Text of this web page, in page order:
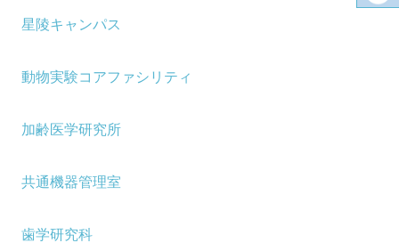
星陵キャンパス
動物実験コアファシリティ
加齢医学研究所
共通機器管理室
歯学研究科